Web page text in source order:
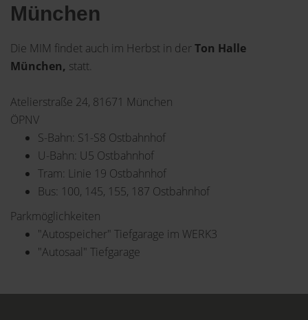
München
Die MIM findet auch im Herbst in derTon Halle
München, statt.
Atelierstraße 24, 81671 München
ÖPNV
S-Bahn: S1-S8 Ostbahnhof
U-Bahn: U5 Ostbahnhof
Tram: Linie 19 Ostbahnhof
Bus: 100, 145, 155, 187 Ostbahnhof
Parkmöglichkeiten
"Autospeicher" Tiefgarage im WERK3
"Autosaal" Tiefgarage